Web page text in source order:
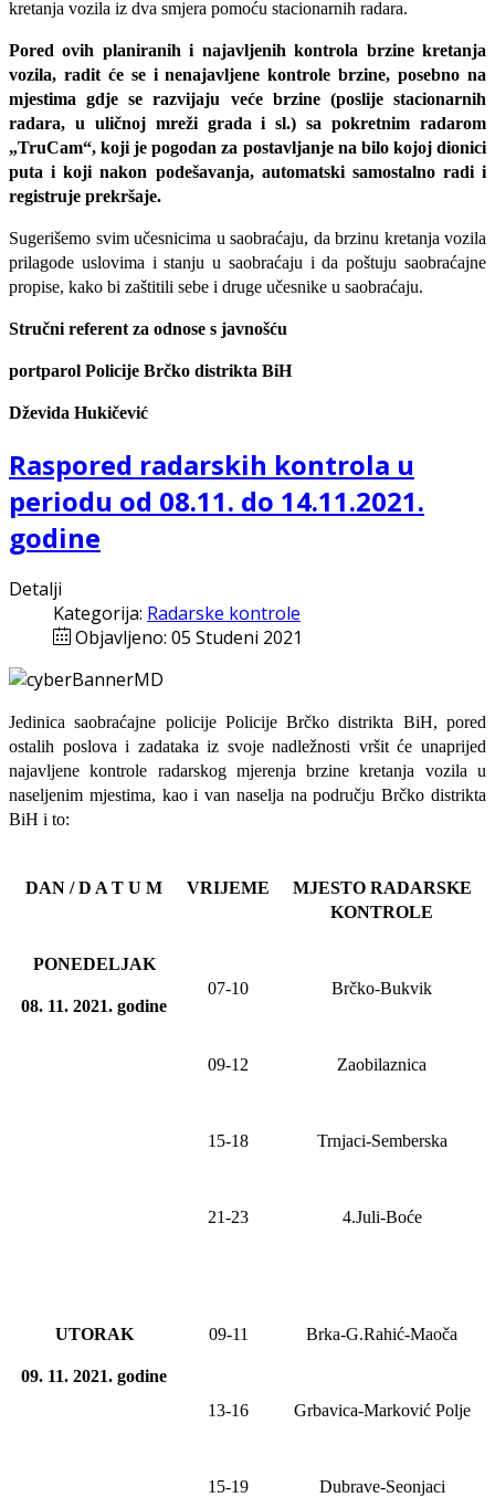
kretanja vozila iz dva smjera pomoću stacionarnih radara.
Pored ovih planiranih i najavljenih kontrola brzine kretanja
vozila, radit će se i nenajavljene kontrole brzine, posebno na
mjestima gdje se razvijaju veće brzine (poslije stacionarnih
radara, u uličnoj mreži grada i sl.) sa pokretnim radarom
„TruCam“, koji je pogodan za postavljanje na bilo kojoj dionici
puta i koji nakon podešavanja, automatski samostalno radi i
registruje prekršaje.
Sugerišemo svim učesnicima u saobraćaju, da brzinu kretanja vozila
prilagode uslovima i stanju u saobraćaju i da poštuju saobraćajne
propise, kako bi zaštitili sebe i druge učesnike u saobraćaju.
Stručni referent za odnose s javnošću
portparol Policije Brčko distrikta BiH
Dževida Hukičević
Raspored radarskih kontrola u
periodu od 08.11. do 14.11.2021.
godine
Detalji
Kategorija: Radarske kontrole
Objavljeno: 05 Studeni 2021
Jedinica saobraćajne policije Policije Brčko distrikta BiH, pored
ostalih poslova i zadataka iz svoje nadležnosti vršit će unaprijed
najavljene kontrole radarskog mjerenja brzine kretanja vozila u
naseljenim mjestima, kao i van naselja na području Brčko distrikta
BiH i to:
DAN / D A T U M VRIJEME
MJESTO RADARSKE
KONTROLE
PONEDELJAK
08. 11. 2021. godine
07-10 Brčko-Bukvik
09-12 Zaobilaznica
15-18 Trnjaci-Semberska
21-23 4.Juli-Boće
UTORAK
09. 11. 2021. godine
09-11 Brka-G.Rahić-Maoča
13-16 Grbavica-Marković Polje
15-19 Dubrave-Seonjaci